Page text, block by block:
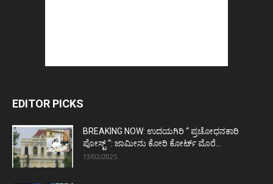
EDITOR PICKS
BREAKING NOW: ಉದಯಗಿರಿ “ ಪ್ರಚೋಧನಕಾರಿ
ಪೋಸ್ಟ್‌ “: ಜಾಮೀನು ಕೋರಿ ಕೋರ್ಟ್‌ ಮೊರೆ...
13/02/2025